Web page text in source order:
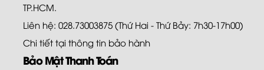
TP.HCM.
Liên hệ: 028.73003875 (Thứ Hai - Thứ Bảy: 7h30-17h00)
Chi tiết tại thông tin bảo hành
Bảo Mật Thanh Toán